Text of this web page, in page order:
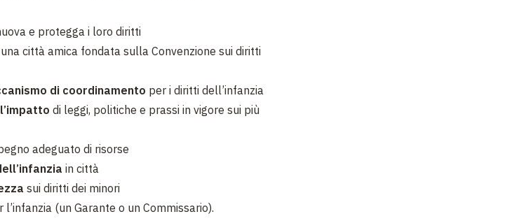
e protegga i loro diritti
città amica fondata sulla Convenzione sui diritti
di coordinamento per i diritti dell’infanzia
di leggi, politiche e prassi in vigore sui più
adeguato di risorse
in città
sui diritti dei minori
l’infanzia (un Garante o un Commissario).